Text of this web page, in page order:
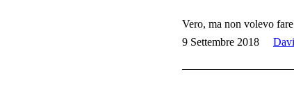
Vero, ma non volevo
9 Settembre 2018